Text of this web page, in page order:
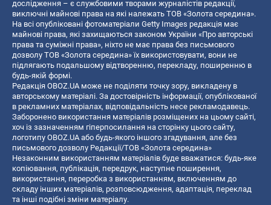
дослідження – є службовими творами журналістів редакції,
виключні майнові права на які належать ТОВ «Золота середина».
На всі опубліковані фотоматеріали Getty Images редакція має
майнові права, які захищаються законом України «Про авторські
права та суміжні права», ніхто не має права без письмового
дозволу ТОВ «Золота середина» їх використовувати, вони не
підлягають подальшому відтворенню, перекладу, поширенню в
будь-якій формі.
Редакція OBOZ.UA може не поділяти точку зору, викладену в
авторському матеріалі. За достовірність інформації, опублікованої
в рекламних матеріалах, відповідальність несе рекламодавець.
Заборонено використання матеріалів розміщених на цьому сайті,
хоч із зазначенням гіперпосилання на сторінку цього сайту,
логотипу OBOZ.UA або будь-якого іншого згадування, але без
письмового дозволу Редакції/ТОВ «Золота середина»
Незаконним використанням матеріалів буде вважатися: будь-яке
копiювання, публiкацiя, передрук, наступне поширення,
використання, переробка з використанням, включенням до
складу інших матеріалів, розповсюдження, адаптація, переклад
та інші подібні зміни матеріалу.